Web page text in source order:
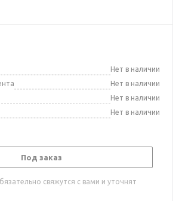
Нет в наличии
Нет в наличии
Нет в наличии
Нет в наличии
Под заказ
свяжутся с вами и уточнят